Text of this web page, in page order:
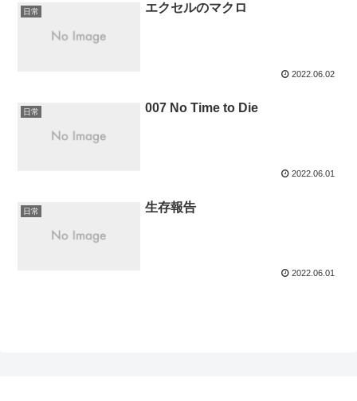
日常 エクセルのマクロ
2022.06.02
日常 007 No Time to Die
2022.06.01
日常 生存報告
2022.06.01